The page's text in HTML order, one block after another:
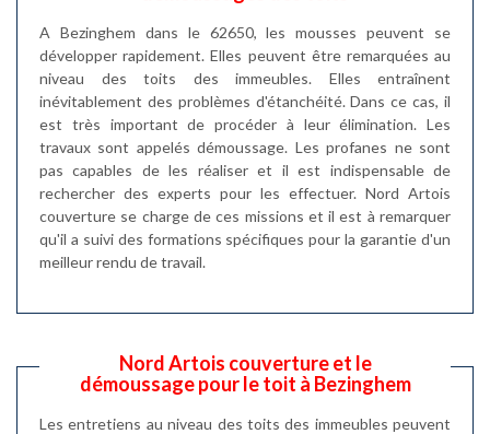
A Bezinghem dans le 62650, les mousses peuvent se
développer rapidement. Elles peuvent être remarquées au
niveau des toits des immeubles. Elles entraînent
inévitablement des problèmes d'étanchéité. Dans ce cas, il
est très important de procéder à leur élimination. Les
travaux sont appelés démoussage. Les profanes ne sont
pas capables de les réaliser et il est indispensable de
rechercher des experts pour les effectuer. Nord Artois
couverture se charge de ces missions et il est à remarquer
qu'il a suivi des formations spécifiques pour la garantie d'un
meilleur rendu de travail.
Nord Artois couverture et le
démoussage pour le toit à Bezinghem
Les entretiens au niveau des toits des immeubles peuvent